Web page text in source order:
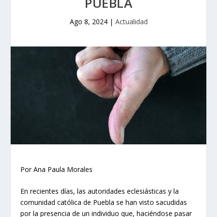
Ago 8, 2024| Actualidad
Por Ana Paula Morales
En recientes días, las autoridades eclesiásticas y la
comunidad católica de Puebla se han visto sacudidas
por la presencia de un individuo que, haciéndose pasar